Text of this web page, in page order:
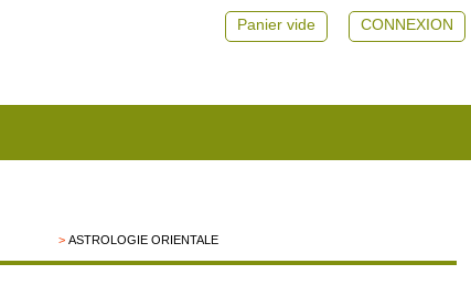
CONNEXION
Panier vide
>ASTROLOGIE ORIENTALE